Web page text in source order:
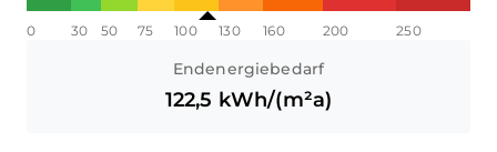
0 30 50 75 100 130 160 200 250
Endenergiebedarf
122,5 kWh/(m²a)